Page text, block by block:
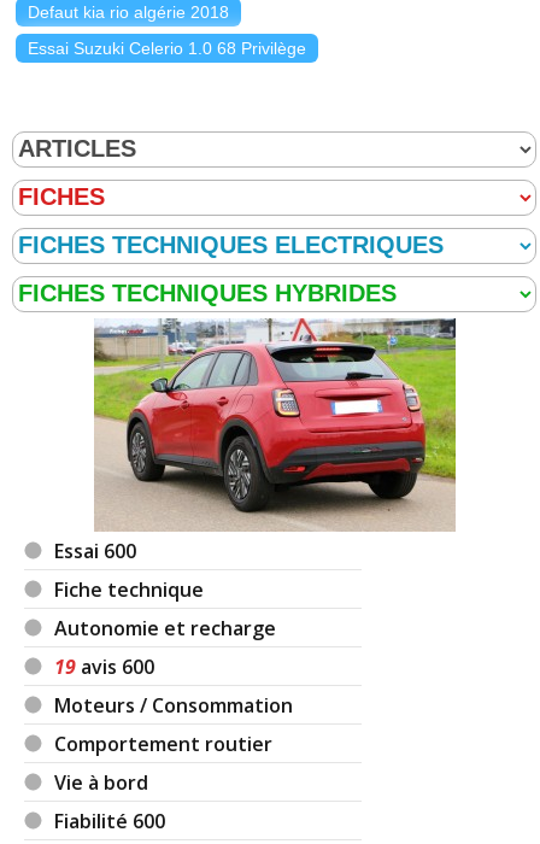
Defaut kia rio algérie 2018
Essai Suzuki Celerio 1.0 68 Privilège
Essai 600
Fiche technique
Autonomie et recharge
19 avis 600
Moteurs / Consommation
Comportement routier
Vie à bord
Fiabilité 600